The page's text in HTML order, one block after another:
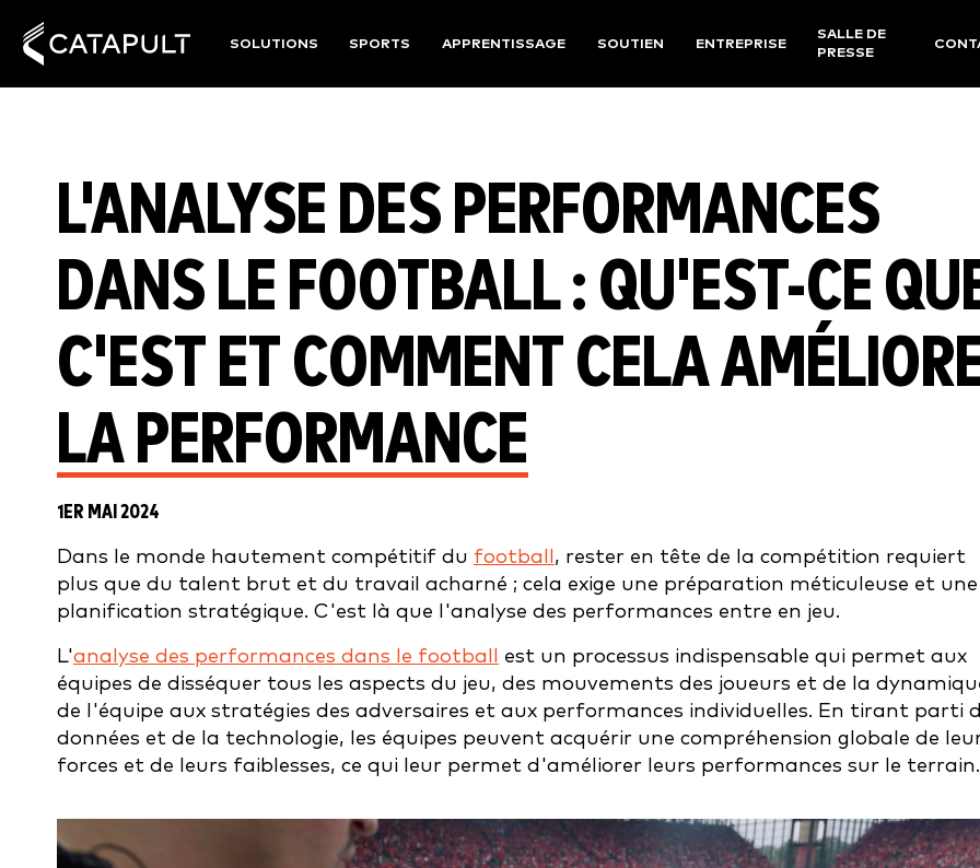
SOLUTIONS SPORTS APPRENTISSAGE SOUTIEN ENTREPRISE
SALLE DE
PRESSE
L'ANALYSE DES PERFORMANCES
DANS LE FOOTBALL : QU'EST-CE
C'EST ET COMMENT CELA
LA PERFORMANCE
1ER MAI 2024
Dans le monde hautement compétitif du football , rester en tête de la compétition requiert
plus que du talent brut et du travail acharné ; cela exige une préparation méticuleuse et une
planification stratégique. C'est là que l'analyse des performances entre en jeu.
L'analyse des performances dans le football
est un processus indispensable qui permet aux
équipes de disséquer tous les aspects du jeu, des mouvements des joueurs et de la
de l'équipe aux stratégies des adversaires et aux performances individuelles. En tirant parti
données et de la technologie, les équipes peuvent acquérir une compréhension globale de
forces et de leurs faiblesses, ce qui leur permet d'améliorer leurs performances sur le terrain.